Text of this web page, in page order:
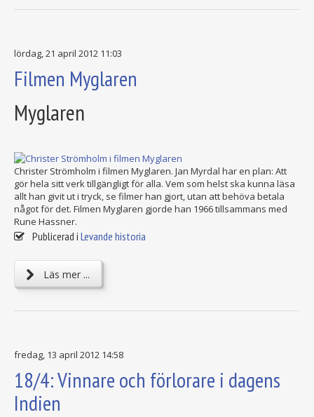
lördag, 21 april 2012 11:03
Filmen Myglaren
Myglaren
Christer Strömholm i filmen Myglaren. Jan Myrdal har en plan: Att
gör hela sitt verk tillgängligt för alla. Vem som helst ska kunna läsa
allt han givit ut i tryck, se filmer han gjort, utan att behöva betala
något för det. Filmen Myglaren gjorde han 1966 tillsammans med
Rune Hassner.
Publicerad i Levande historia
Läs mer ...
fredag, 13 april 2012 14:58
18/4: Vinnare och förlorare i dagens
Indien